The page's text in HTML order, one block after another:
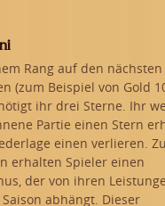
Rang auf den nächsten
(zum Beispiel von Gold
ihr drei Sterne. Ihr
Partie einen Stern
einen verlieren.
erhalten Spieler einen
der von ihren
abhängt. Dieser